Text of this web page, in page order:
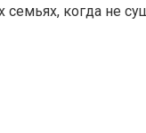
когда не